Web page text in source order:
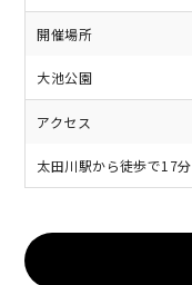
開催場所
大池公園
アクセス
太田川駅から徒歩で17分